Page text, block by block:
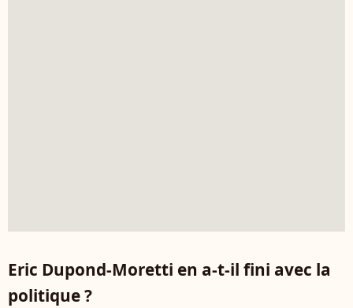
Eric Dupond-Moretti en a-t-il fini avec la
politique ?